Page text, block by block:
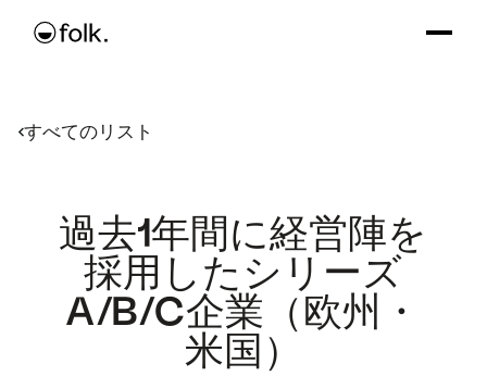
すべてのリスト
過去1年間に経営陣を
採用したシリーズ
A/B/C企業（欧州・
米国）